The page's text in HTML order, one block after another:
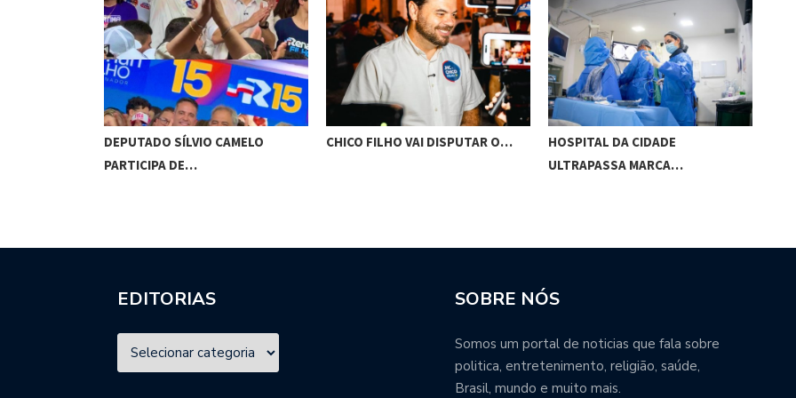
DEPUTADO SÍLVIO CAMELO
PARTICIPA DE…
CHICO FILHO VAI DISPUTAR O…
HOSPITAL DA CIDADE
ULTRAPASSA MARCA…
EDITORIAS SOBRE NÓS
Somos um portal de noticias que fala sobre
politica, entretenimento, religião, saúde,
Brasil, mundo e muito mais.